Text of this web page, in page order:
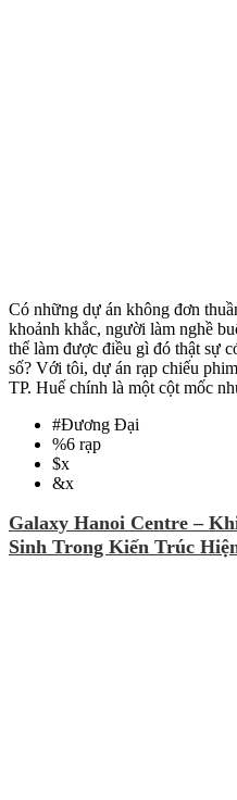
Có những dự án không đơn
khoảnh khắc, người làm nghề
thể làm được điều gì đó thật sự
số? Với tôi, dự án rạp chiếu
TP. Huế chính là một cột mốc
#Đương Đại
%6 rạp
$x
&x
Galaxy Hanoi Centre –
Sinh Trong Kiến Trúc